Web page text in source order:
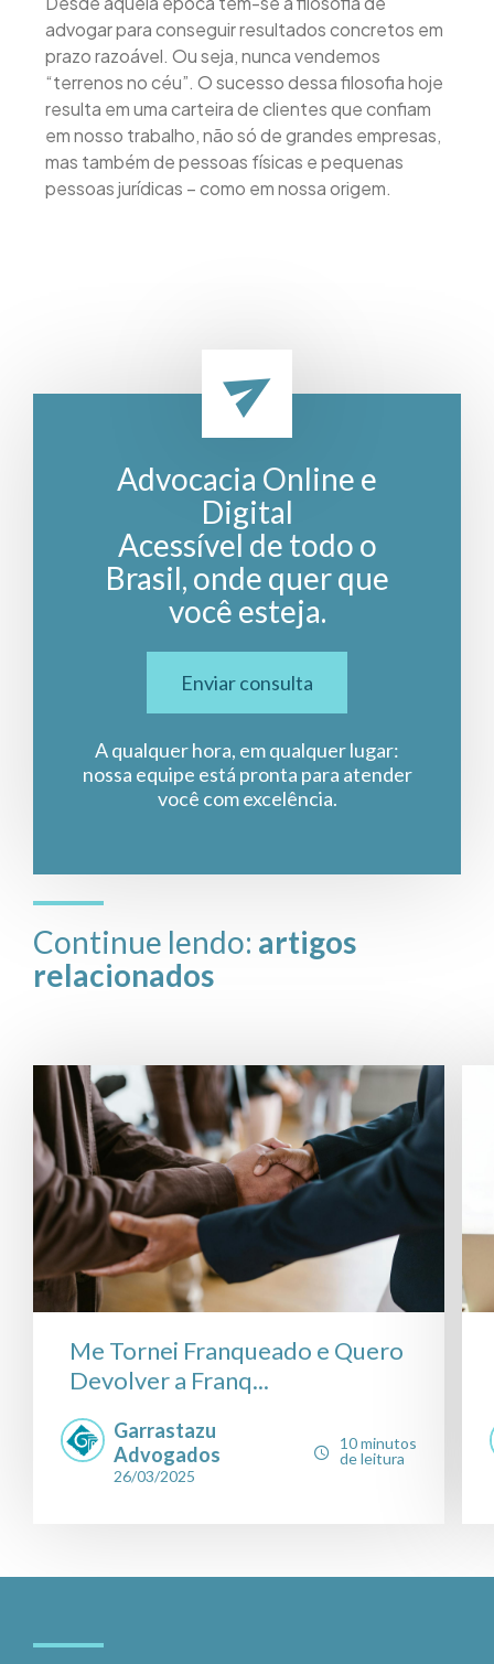
advogar para conseguir resultados concretos em
prazo razoável. Ou seja, nunca vendemos
“terrenos no céu”. O sucesso dessa filosofia hoje
resulta em uma carteira de clientes que confiam
em nosso trabalho, não só de grandes empresas,
mas também de pessoas físicas e pequenas
pessoas jurídicas – como em nossa origem.
Advocacia Online e
Digital
Acessível de todo o
Brasil, onde quer que
você esteja.
Enviar consulta
A qualquer hora, em qualquer lugar:
nossa equipe está pronta para atender
você com excelência.
Continue lendo: artigos
relacionados
Me Tornei Franqueado e Quero
Devolver a Franq...
Garrastazu
Advogados
26/03/2025
10 minutos
de leitura